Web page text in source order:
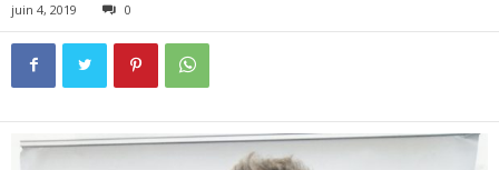
juin 4, 2019 0